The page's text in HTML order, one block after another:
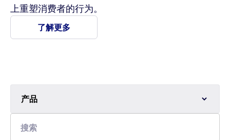
上重塑消费者的行为。
了解更多
产品